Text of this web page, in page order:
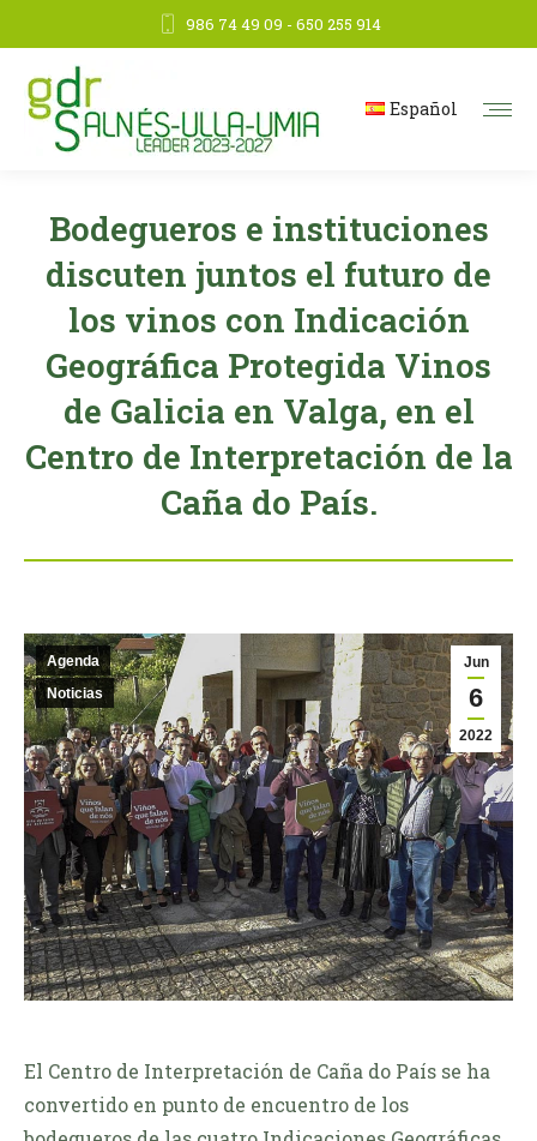
986 74 49 09 - 650 255 914
Español
Bodegueros e instituciones
discuten juntos el futuro de
los vinos con Indicación
Geográfica Protegida Vinos
de Galicia en Valga, en el
Centro de Interpretación de la
Caña do País.
Jun
6
2022
Agenda
Noticias
El Centro de Interpretación de Caña do País se ha
convertido en punto de encuentro de los